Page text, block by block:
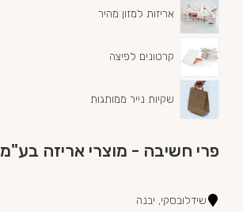
אריזות למזון מהיר
קרטונים לפיצה
שקיות נייר ממותגות
פרי חשיבה - מוצרי אריזה בע"מ
שידלובסקי, יבנה